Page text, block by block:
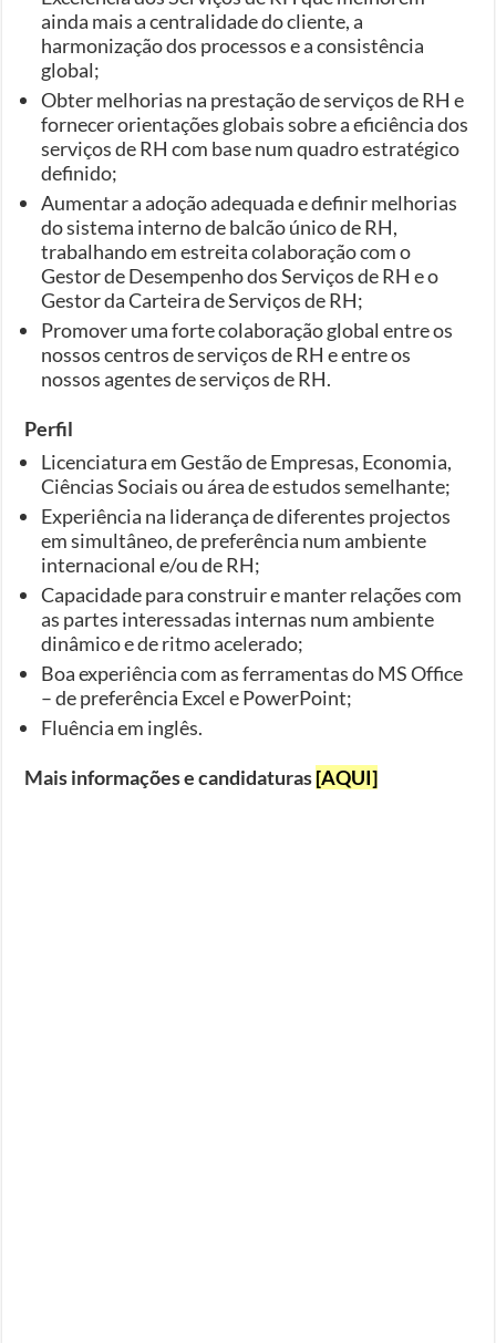
ainda mais a centralidade do cliente, a
harmonização dos processos e a consistência
global;
Obter melhorias na prestação de serviços de RH e
fornecer orientações globais sobre a eficiência dos
serviços de RH com base num quadro estratégico
definido;
Aumentar a adoção adequada e definir melhorias
do sistema interno de balcão único de RH,
trabalhando em estreita colaboração com o
Gestor de Desempenho dos Serviços de RH e o
Gestor da Carteira de Serviços de RH;
Promover uma forte colaboração global entre os
nossos centros de serviços de RH e entre os
nossos agentes de serviços de RH.
Perfil
Licenciatura em Gestão de Empresas, Economia,
Ciências Sociais ou área de estudos semelhante;
Experiência na liderança de diferentes projectos
em simultâneo, de preferência num ambiente
internacional e/ou de RH;
Capacidade para construir e manter relações com
as partes interessadas internas num ambiente
dinâmico e de ritmo acelerado;
Boa experiência com as ferramentas do MS Office
– de preferência Excel e PowerPoint;
Fluência em inglês.
Mais informações e candidaturas[AQUI]